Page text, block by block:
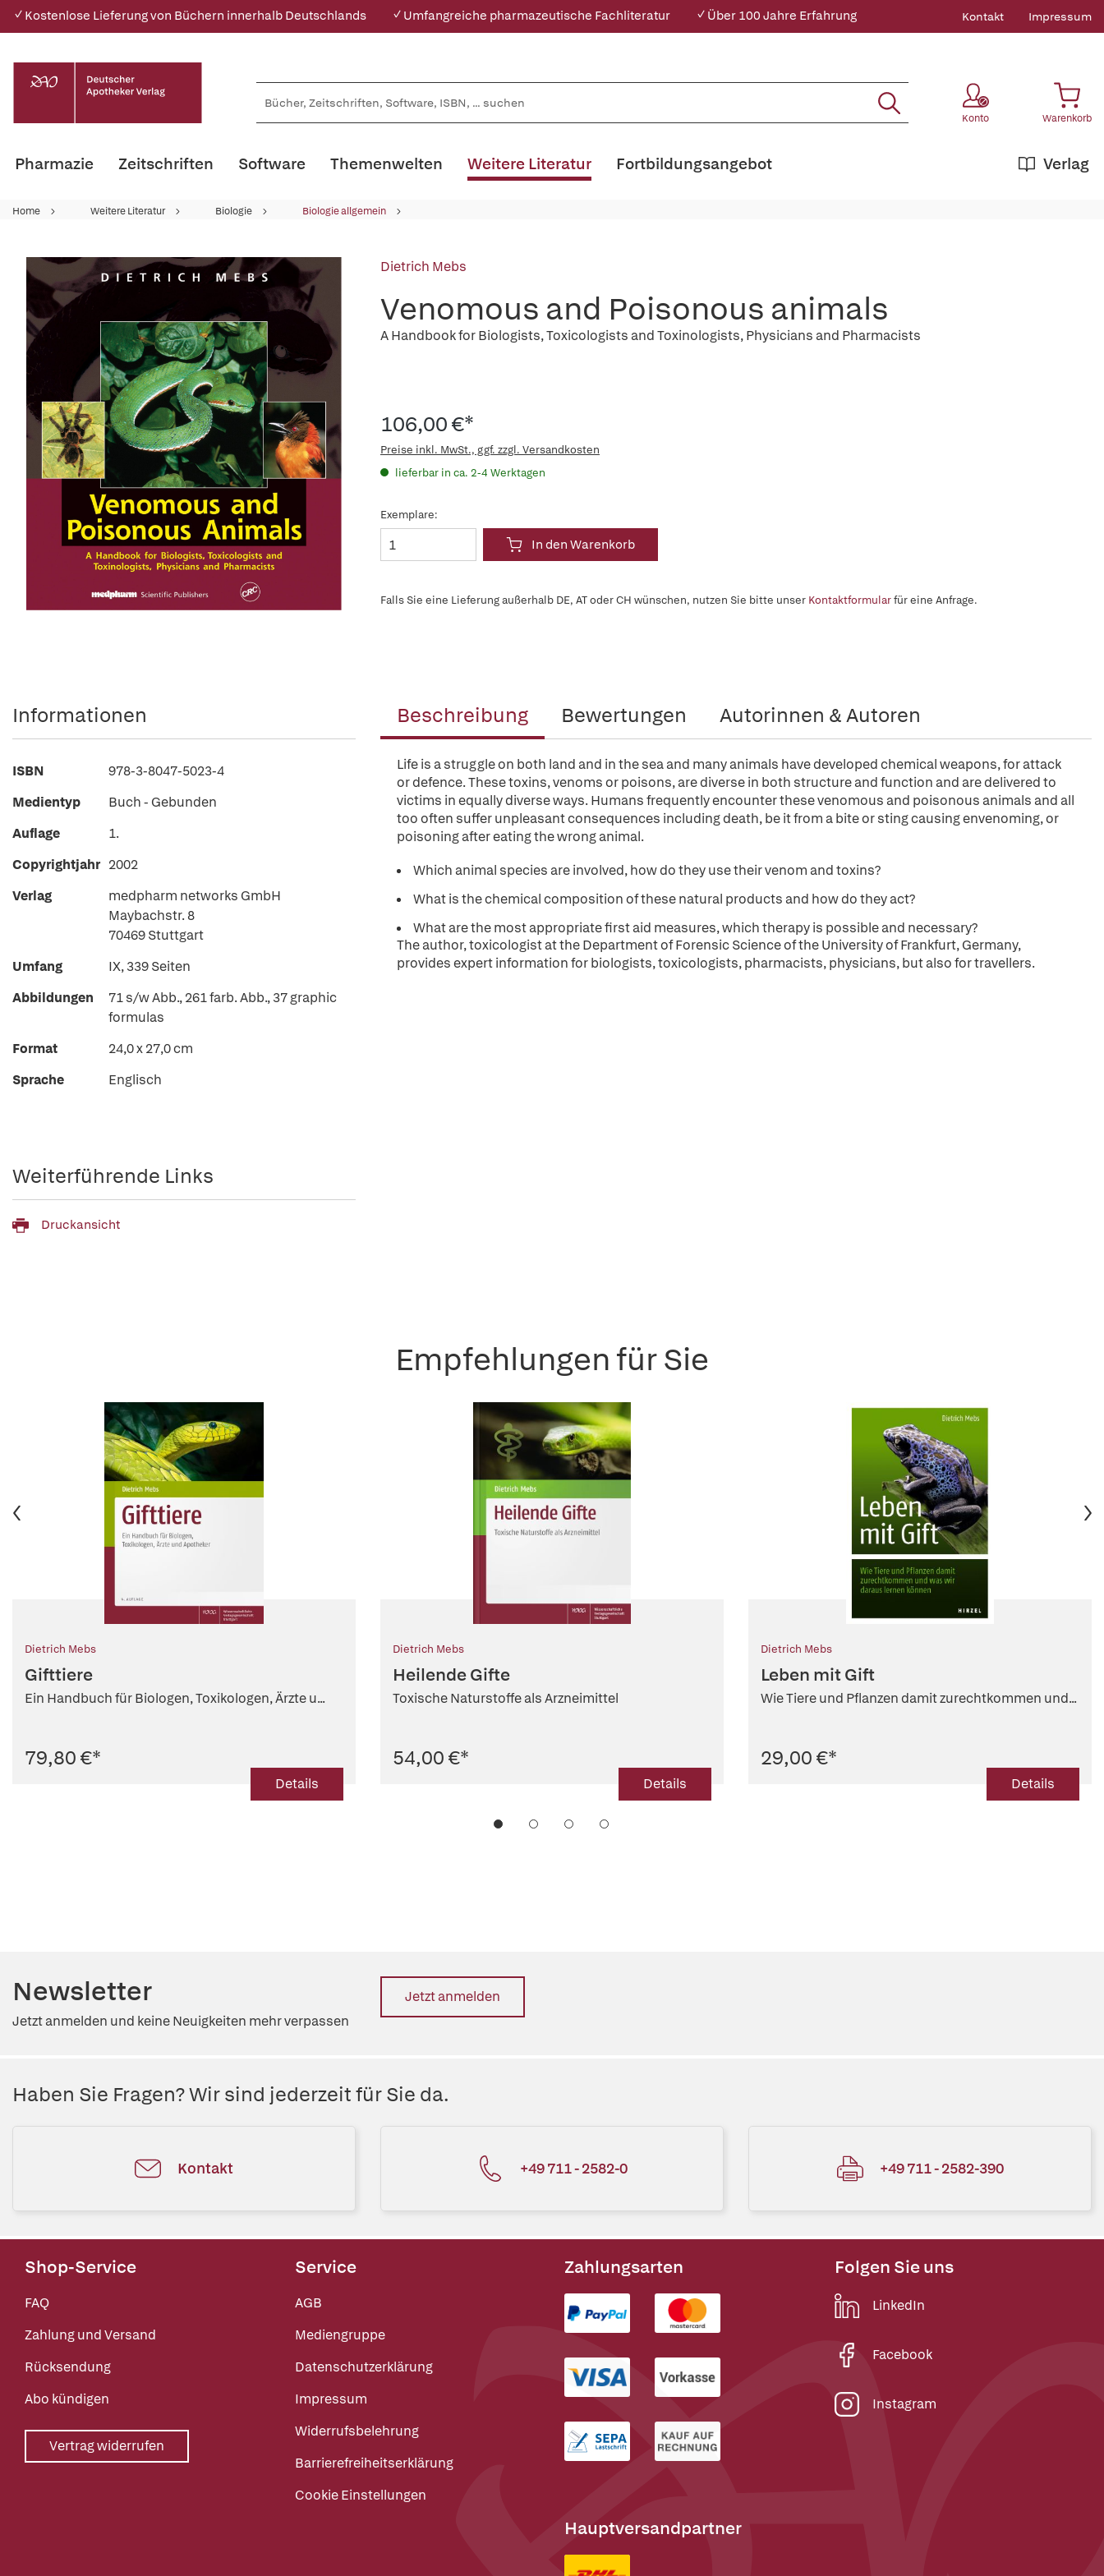
✓ Kostenlose Lieferung von Büchern innerhalb Deutschlands ✓ Umfangreiche pharmazeutische Fachliteratur ✓ Über 100 Jahre Erfahrung Kontakt Impressum
Konto Warenkorb
Pharmazie Zeitschriften Software Themenwelten Weitere Literatur Verlag
Fortbildungsangebot
Home Weitere Literatur Biologie Biologie allgemein
Dietrich Mebs
Venomous and Poisonous animals
A Handbook for Biologists, Toxicologists and Toxinologists, Physicians and Pharmacists
106,00 €*
Preise inkl. MwSt., ggf. zzgl. Versandkosten
lieferbar in ca. 2-4 Werktagen
Exemplare:
In den Warenkorb
Falls Sie eine Lieferung außerhalb DE, AT oder CH wünschen, nutzen Sie bitte unser Kontaktformularfür eine Anfrage.
Beschreibung Bewertungen Autorinnen & Autoren
Life is a struggle on both land and in the sea and many animals have developed chemical weapons, for attack
or defence. These toxins, venoms or poisons, are diverse in both structure and function and are delivered to
victims in equally diverse ways. Humans frequently encounter these venomous and poisonous animals and all
too often suffer unpleasant consequences including death, be it from a bite or sting causing envenoming, or
poisoning after eating the wrong animal.
Which animal species are involved, how do they use their venom and toxins?
What is the chemical composition of these natural products and how do they act?
What are the most appropriate first aid measures, which therapy is possible and necessary?
The author, toxicologist at the Department of Forensic Science of the University of Frankfurt, Germany,
provides expert information for biologists, toxicologists, pharmacists, physicians, but also for travellers.
Informationen
ISBN
978-3-8047-5023-4
Medientyp
Buch - Gebunden
Auflage
1.
Copyrightjahr 2002
Verlag
medpharm networks GmbH
Maybachstr. 8
70469 Stuttgart
Umfang
IX, 339 Seiten
Abbildungen
71 s/w Abb., 261 farb. Abb., 37 graphic
formulas
Format
24,0 x 27,0 cm
Sprache
Englisch
Weiterführende Links
Druckansicht
Empfehlungen für Sie
Dietrich Mebs
Gifttiere
Ein Handbuch für Biologen, Toxikologen, Ärzte u...
79,80 €*
Details
Dietrich Mebs
Heilende Gifte
Toxische Naturstoffe als Arzneimittel
54,00 €*
Details
Dietrich Mebs
Leben mit Gift
Wie Tiere und Pflanzen damit zurechtkommen und...
29,00 €*
Details
Newsletter
Jetzt anmelden und keine Neuigkeiten mehr verpassen
Jetzt anmelden
Haben Sie Fragen? Wir sind jederzeit für Sie da.
Kontakt +49 711 - 2582-0 +49 711 - 2582-390
Shop-Service
FAQ
Zahlung und Versand
Rücksendung
Abo kündigen
Vertrag widerrufen
Service
AGB
Mediengruppe
Datenschutzerklärung
Impressum
Widerrufsbelehrung
Barrierefreiheitserklärung
Cookie Einstellungen
Zahlungsarten
Hauptversandpartner
Folgen Sie uns
LinkedIn
Facebook
Instagram